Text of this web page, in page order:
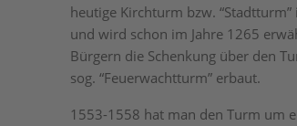
heutige Kirchturm bzw.
und wird schon im Jahre 1265
Bürgern die Schenkung über den
sog. “Feuerwachtturm” erbaut.
1553-1558 hat man den Turm um